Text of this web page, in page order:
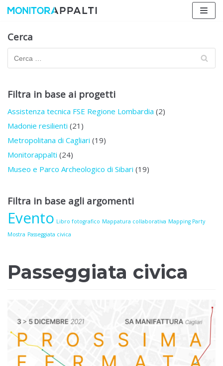
Vai
contenuto
Cerca
Filtra in base ai progetti
Assistenza tecnica FSE Regione Lombardia (2)
Madonie resilienti (21)
Metropolitana di Cagliari (19)
Monitorappalti (24)
Museo e Parco Archeologico di Sibari (19)
Filtra in base agli argomenti
Evento Libro fotografico Mappatura collaborativa Mapping Party
Mostra Passeggiata civica
Passeggiata civica